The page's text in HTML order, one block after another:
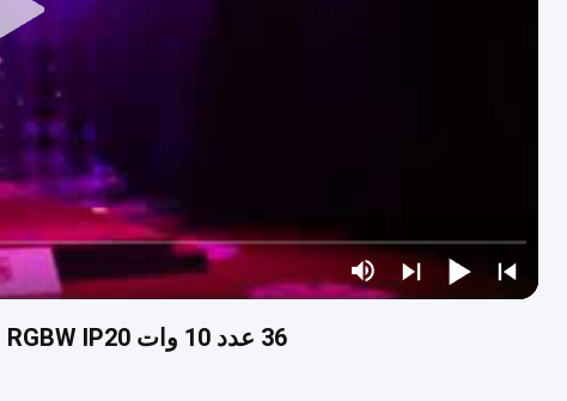
36 عدد 10 وات RGBW IP20 ماتریس استیج نورپردازی برای تجهیزات Dj رویداد